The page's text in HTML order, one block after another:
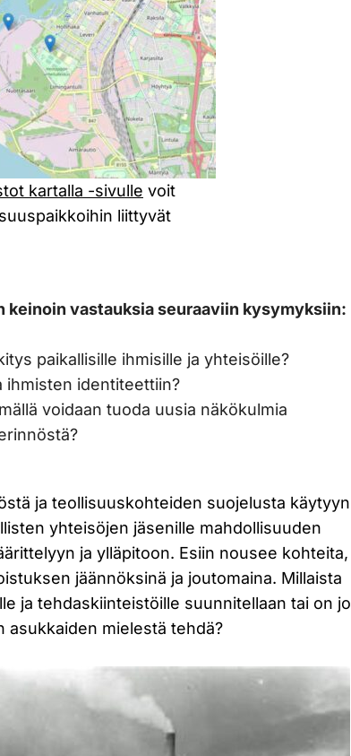
kartalla -sivulle voit
liittyvät
keinoin vastauksia seuraaviin kysymyksiin:
paikallisille ihmisille ja yhteisöille?
identiteettiin?
voidaan tuoda uusia näkökulmia
ja teollisuuskohteiden suojelusta käytyyn
yhteisöjen jäsenille mahdollisuuden
ja ylläpitoon. Esiin nousee kohteita,
jäännöksinä ja joutomaina. Millaista
ja tehdaskiinteistöille suunnitellaan tai on jo
asukkaiden mielestä tehdä?